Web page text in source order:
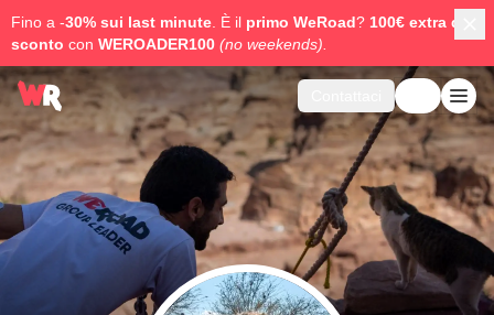
Fino a -30% sui last minute . È il primo WeRoad? 100€ extra di
sconto con WEROADER100 (no weekends).